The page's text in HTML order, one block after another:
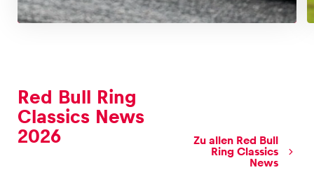
Red Bull Ring
Classics News
2026
Zu allen Red Bull
Ring Classics
News